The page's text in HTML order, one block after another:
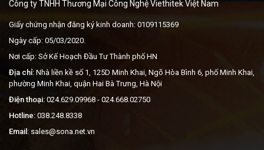
Công ty TNHH Thương Mại Công Nghệ Viethitek Việt Nam
Giấy chứng nhận đăng ký kinh doanh: 0109115369
Ngày cấp: 05/03/2020.
Nơi cấp: Sở Kế Hoạch Đầu Tư Thành phố HN
Địa chỉ: Nhà liền kề số 1, 125D Minh Khai, Ngõ Hòa Bình 6, phố Minh Khai,
phường Minh Khai, quận Hai Bà Trưng, Hà Nội
Điện thoại: 024.629.09968 - 024.668.02750
Hotline: 038.248.8338
Email: sales@sona.net.vn